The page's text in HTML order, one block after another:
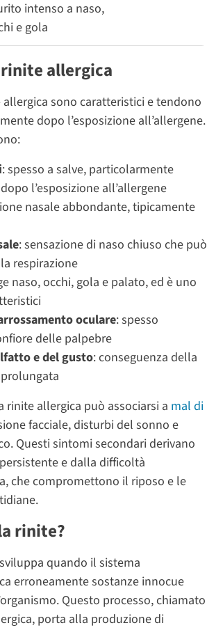
intenso a naso,
e gola
allergica
sono caratteristici e tendono
dopo l’esposizione all’allergene.
: spesso a salve, particolarmente
l’esposizione all’allergene
nasale abbondante, tipicamente
: sensazione di naso chiuso che può
respirazione
naso, occhi, gola e palato, ed è uno
oculare: spesso
delle palpebre
e del gusto: conseguenza della
rinite allergica può associarsi a mal di
facciale, disturbi del sonno e
Questi sintomi secondari derivano
e dalla difficoltà
che compromettono il riposo e le
rinite?
quando il sistema
erroneamente sostanze innocue
Questo processo, chiamato
porta alla produzione di